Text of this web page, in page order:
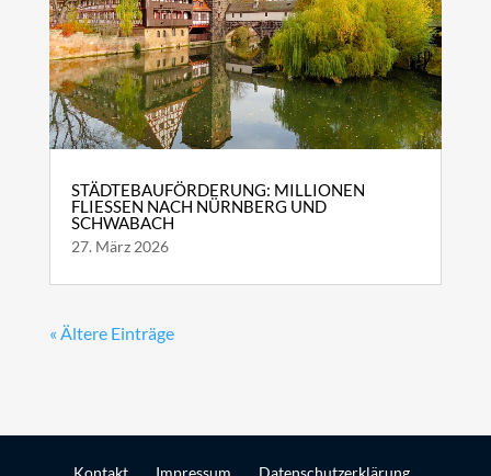
STÄDTEBAUFÖRDERUNG: MILLIONEN
FLIESSEN NACH NÜRNBERG UND S
CHWABACH
27. März 2026
« Ältere Einträge
Kontakt Impressum Datenschutzerklärung